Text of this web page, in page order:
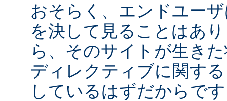
おそらく、エンドユー
を決して見ることはあ
ら、そのサイトが生き
ディレクティブに関す
しているはずだからで